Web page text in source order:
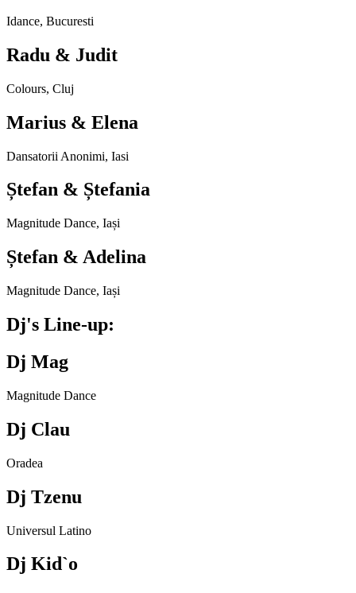
Idance, Bucuresti
Radu & Judit
Colours, Cluj
Marius & Elena
Dansatorii Anonimi, Iasi
Ștefan & Ștefania
Magnitude Dance, Iași
Ștefan & Adelina
Magnitude Dance, Iași
Dj's Line-up:
Dj Mag
Magnitude Dance
Dj Clau
Oradea
Dj Tzenu
Universul Latino
Dj Kid`o